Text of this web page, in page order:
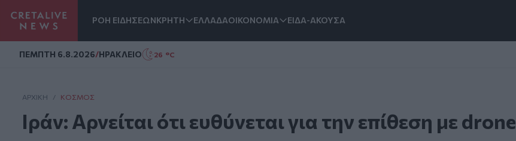
ΡΟΗ ΕΙΔΗΣΕΩΝΚΡΗΤΗ ΕΛΛΑΔΑΟΙΚΟΝΟΜΙΑ ΕΙΔΑ-ΑΚΟΥΣΑ
ΠΕΜΠΤΗ 6.8.2026/ΗΡΑΚΛΕΙΟ 26 °C
ΑΡΧΙΚΗ / ΚΌΣΜΟΣ
Ιράν: Αρνείται ότι ευθύνεται για την επίθεση με drone